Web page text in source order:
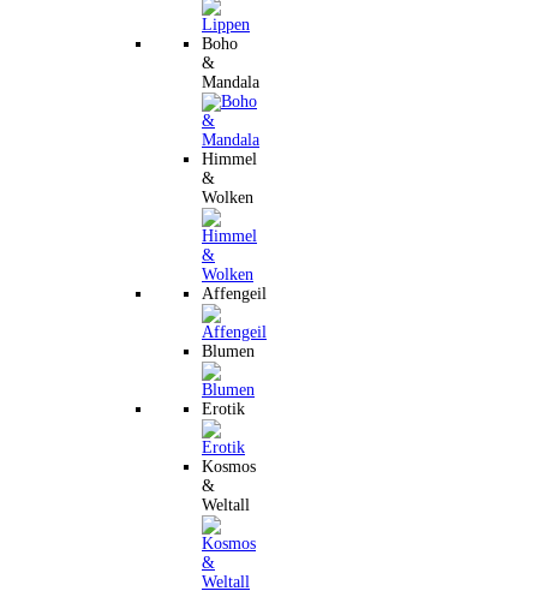
Boho
&
Mandala
Himmel
&
Wolken
Affengeil
Blumen
Erotik
Kosmos
&
Weltall